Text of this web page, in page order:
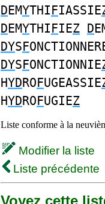
DEMYTHIFIASSIE
DEMYTHIFIEZ D
DYSF
DYSFONCTIONNIE
HYDROFUGEASSIE
HYDROFUGIEZ
Liste conforme à la
Modifier la liste
Liste précédente
Voyez cette